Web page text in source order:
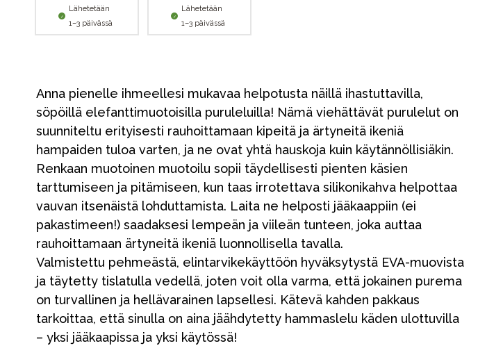
Lähetetään
1–3 päivässä
Lähetetään
1–3 päivässä
Anna pienelle ihmeellesi mukavaa helpotusta näillä ihastuttavilla,
söpöillä elefanttimuotoisilla puruleluilla! Nämä viehättävät purulelut on
suunniteltu erityisesti rauhoittamaan kipeitä ja ärtyneitä ikeniä
hampaiden tuloa varten, ja ne ovat yhtä hauskoja kuin käytännöllisiäkin.
Renkaan muotoinen muotoilu sopii täydellisesti pienten käsien
tarttumiseen ja pitämiseen, kun taas irrotettava silikonikahva helpottaa
vauvan itsenäistä lohduttamista. Laita ne helposti jääkaappiin (ei
pakastimeen!) saadaksesi lempeän ja viileän tunteen, joka auttaa
rauhoittamaan ärtyneitä ikeniä luonnollisella tavalla.
Valmistettu pehmeästä, elintarvikekäyttöön hyväksytystä EVA-muovista
ja täytetty tislatulla vedellä, joten voit olla varma, että jokainen purema
on turvallinen ja hellävarainen lapsellesi. Kätevä kahden pakkaus
tarkoittaa, että sinulla on aina jäähdytetty hammaslelu käden ulottuvilla
– yksi jääkaapissa ja yksi käytössä!
VÅRT SORTIMENT